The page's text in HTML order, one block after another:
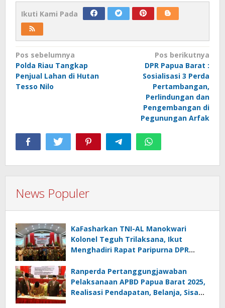
Ikuti Kami Pada
Navigasi
pos
Pos sebelumnya
Polda Riau Tangkap
Penjual Lahan di Hutan
Tesso Nilo
Pos berikutnya
DPR Papua Barat :
Sosialisasi 3 Perda
Pertambangan,
Perlindungan dan
Pengembangan di
Pegunungan Arfak
News Populer
KaFasharkan TNI-AL Manokwari
Kolonel Teguh Trilaksana, Ikut
Menghadiri Rapat Paripurna DPR
Ranperda Pertanggungjawaban
Pelaksanaan APBD Papua Barat 2025,
Realisasi Pendapatan, Belanja, Sisa